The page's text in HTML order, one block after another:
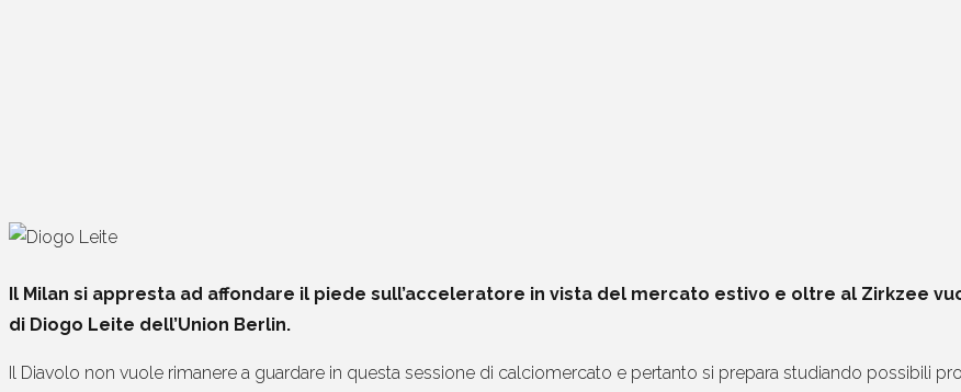
Il Milan si appresta ad affondare il piede sull’acceleratore in vista del mercato estivo e oltre al Zirkzee
di Diogo Leite dell’Union Berlin.
Il Diavolo non vuole rimanere a guardare in questa sessione di calciomercato e pertanto si prepara studiando possibili